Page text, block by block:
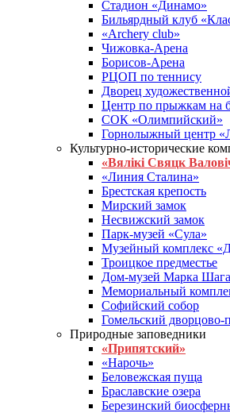
Стадион «Динамо»
Бильярдный клуб
«Archery club»
Чижовка-Арена
Борисов-Арена
РЦОП по теннису
Дворец
Центр по прыжкам на
СОК «Олимпийский»
Горнолыжный центр
Культурно-исторические
«Вялікі Свяцк
«Линия Сталина»
Брестская крепость
Мирский замок
Несвижский замок
Парк-музей «Сула»
Музейный комплекс
Троицкое предместье
Дом-музей Марка
Мемориальный
Софийский собор
Гомельский дворцово-
Природные заповедники
«Припятский»
«Нарочь»
Беловежская пуща
Браславские озера
Березинский